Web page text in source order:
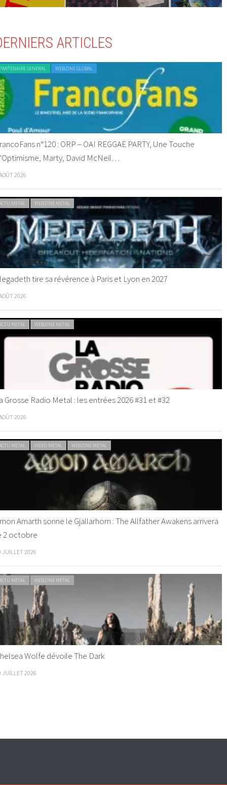
ARTICLES
GENERAL WEBZINE GLOBAL
n°120 : ORP – OAI REGGAE PARTY, Une Touche
Marty, David McNeil…
2026
METAL WEBZINE METAL
tire sa révérence à Paris et Lyon en 2027
2026
METAL WEBZINE METAL
Grosse Radio Metal : les entrées 2026 #31 et #32
2026
METAL VIDEO METAL WEBZINE METAL
Amarth sonne le Gjallarhorn : The Allfather Awakens arrivera
2 octobre
JUILLET 2026
METAL WEBZINE METAL
Wolfe dévoile The Dark
JUILLET 2026